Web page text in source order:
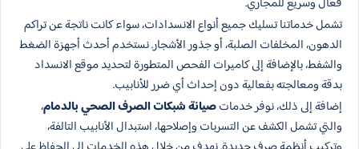
تشمل خدماتنا تسليك جميع أنواع الانسدادات، سواء كانت ناتجة عن تراكم
الدهون، المخلفات الصلبة، أو جذور الأشجار. نستخدم أحدث أجهزة الضغط
والشفط، بالإضافة إلى كاميرات الفحص المتطورة لتحديد موقع الانسداد
بدقة ومعالجته بفعالية دون إحداث أي ضرر للأنابيب.
إضافة إلى ذلك، نوفر خدماتصيانة شبكات الصرف الصحي بالدمام،
والتي تشمل الكشف عن التسربات وإصلاحها، استبدال الأنابيب التالفة،